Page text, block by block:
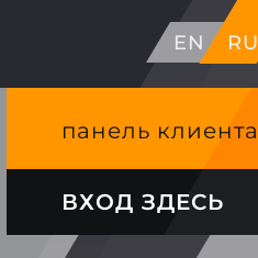
EN RU
панель клиента
ВХОД ЗДЕСЬ